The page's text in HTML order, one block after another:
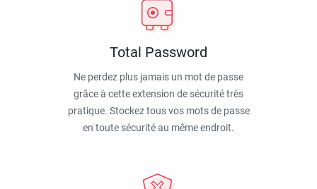
Total Password
Ne perdez plus jamais un mot de passe
grâce à cette extension de sécurité très
pratique. Stockez tous vos mots de passe
en toute sécurité au même endroit.